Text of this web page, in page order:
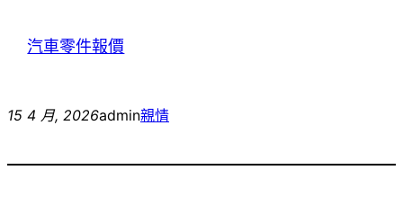
汽車零件報價
15 4 月, 2026admin親情